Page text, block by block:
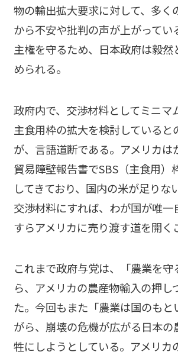
物の輸出拡大要求に対して、多く
から不安や批判の声が上がってい
主権を守るため、日本政府は毅然
められる。
政府内で、交渉材料としてミニマ
主食用枠の拡大を検討していると
が、言語道断である。アメリカは
貿易障壁報告書でSBS（主食用）
してきており、国内の米が足りな
交渉材料にすれば、わが国が唯一
すらアメリカに売り渡す道を開く
これまで政府与党は、「農業を
ら、アメリカの農産物輸入の押し
た。今回もまた「農業は国のもと
がら、崩壊の危機が広がる日本の
牲にしようとしている。アメリカ